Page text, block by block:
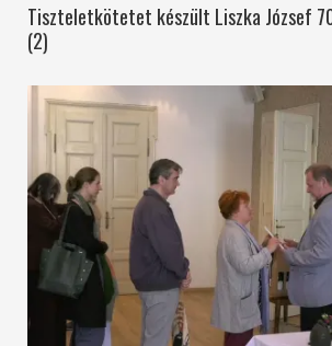
Tiszteletkötetet készült Liszka József
(2)